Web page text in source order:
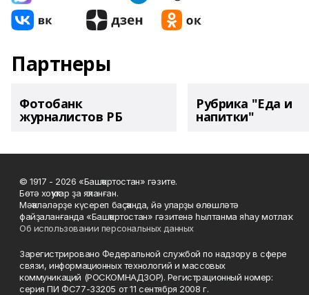
Партнеры
Фотобанк
журналистов РБ
Рубрика "Еда и
напитки"
© 1917 - 2026 «Башҡортостан» гәзите.
Бөтә хоҡуҡтар ҙа яҡланған.
Мәҡәләләрҙе күсереп баҫҡанда, йә уларҙы өлөшләтә
файҙаланғанда «Башҡортостан» гәзитенә һылтанма яһау мотлаҡ.
Об использовании персональных данных
Зарегистрировано Федеральной службой по надзору в сфере
связи, информационных технологий и массовых
коммуникаций (РОСКОМНАДЗОР). Регистрационный номер:
серия ПИ ФС77-33205 от 11 сентября 2008 г.